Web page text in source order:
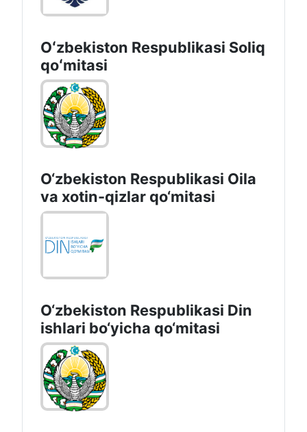
Oʻzbekiston Respublikasi Soliq
qoʻmitasi
O‘zbekiston Respublikasi Oila
va xotin-qizlar qo‘mitasi
O‘zbekiston Respublikаsi Din
ishlаri bo‘yichа qo‘mitаsi